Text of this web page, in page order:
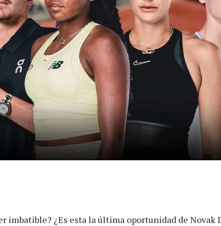
imbatible? ¿Es esta la última oportunidad de Novak